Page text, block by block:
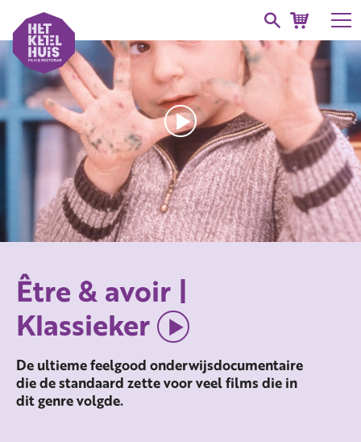
Être & avoir |
Klassieker
De ultieme feelgood onderwijsdocumentaire
die de standaard zette voor veel films die in
dit genre volgde.